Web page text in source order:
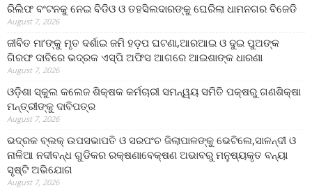
ରିଲିଫ ବଂଟନକୁ ନେଇ ବିଡିଓ ଓ ତହସିଲଦାରଙ୍କୁ ଘେରିଲା ଧାମନଗର ବିଜେଡି
August 7, 2026
ଜୀବିତ ମା’ଙ୍କୁ ମୃତ ଦର୍ଶାଇ ଜମି ହଡ଼ପ ଘଟଣା,ଆରଆଇ ଓ ଦୁଇ ପୁଅଙ୍କ
ଗିରଫ ଦାବିରେ ଭଦ୍ରକ ଏସ୍‌ପି ଅଫିସ ଆଗରେ ଆଇଶାଙ୍କ ଧାରଣା
August 7, 2026
ଓଡ଼ିଶା ସ୍କୁଲ କଲେଜ ଶିକ୍ଷକ କର୍ମଚାରୀ ସମନ୍ୱୟ ସମିତି ପକ୍ଷରୁ ଗଣଶିକ୍ଷା
ମନ୍ତ୍ରୀଙ୍କୁ ଦାବିପତ୍ର
August 7, 2026
ଭଦ୍ରକ ବ୍ଲକ୍ ଉପସଭାପତି ଓ ସରପଂଚ ଜିଲାପାଳଙ୍କୁ ଭେଟିଲେ,ସାଳନ୍ଦୀ ଓ
ନାଳିଆ ନଦୀବନ୍ଧ ଗୁଡିକର ରକ୍ଷଣାବେକ୍ଷଣ ଅଭାବରୁ ମନୁଷ୍ୟକୃତ ବନ୍ୟା
ସୃଷ୍ଟି ଅଭିଯୋଗ
August 7, 2026